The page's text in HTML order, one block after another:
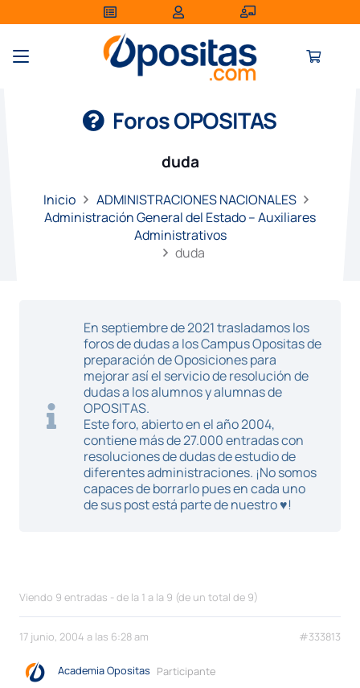
Foros OPOSITAS
duda
Inicio
ADMINISTRACIONES NACIONALES
Administración General del Estado – Auxiliares
Administrativos
duda
En septiembre de 2021 trasladamos los
foros de dudas a los Campus Opositas de
preparación de Oposiciones para
mejorar así el servicio de resolución de
dudas a los alumnos y alumnas de
OPOSITAS.
Este foro, abierto en el año 2004,
contiene más de 27.000 entradas con
resoluciones de dudas de estudio de
diferentes administraciones. ¡No somos
capaces de borrarlo pues en cada uno
de sus post está parte de nuestro ♥!
Viendo 9 entradas - de la 1 a la 9 (de un total de 9)
17 junio, 2004 a las 6:28 am #333813
Academia Opositas Participante